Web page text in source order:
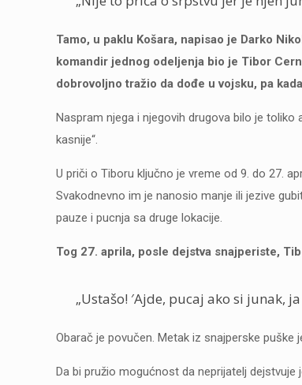
Tamo, u paklu Košara, napisao je Darko
komandir jednog odeljenja bio je Tibor
dobrovoljno tražio da dođe u vojsku, pa
Naspram njega i njegovih drugova bilo je
kasnije“.
U priči o Tiboru ključno je vreme od 9. do 27.
Svakodnevno im je nanosio manje ili jezive
pauze i pucnja sa druge lokacije.
Tog 27. aprila, posle dejstva snajperiste,
„Ustašo! ′Ajde, pucaj ako si junak,
Obarač je povučen. Metak iz snajperske
Da bi pružio mogućnost da neprijatelj